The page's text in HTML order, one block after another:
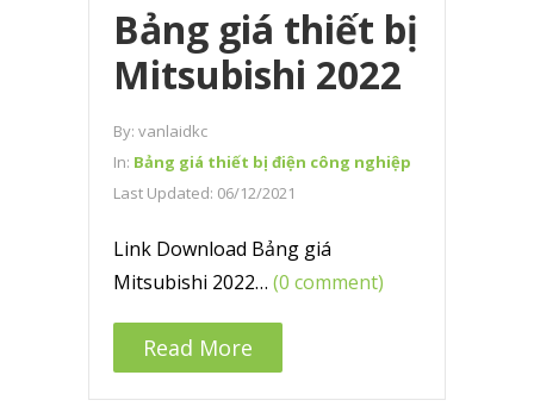
Bảng giá thiết bị
Mitsubishi 2022
By: vanlaidkc
In: Bảng giá thiết bị điện công nghiệp
Last Updated: 06/12/2021
Link Download Bảng giá
Mitsubishi 2022… (0 comment)
Read More